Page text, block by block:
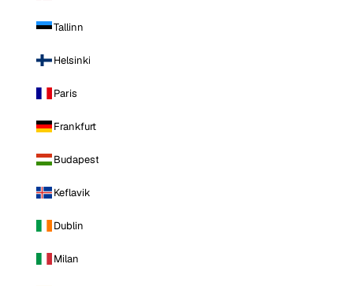
Tallinn
Helsinki
Paris
Frankfurt
Budapest
Keflavik
Dublin
Milan